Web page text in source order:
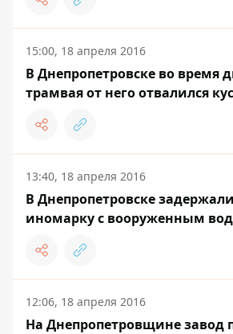
15:00, 18 апреля 2016
В Днепропетровске во время
трамвая от него отвалился
13:40, 18 апреля 2016
В Днепропетровске
иномарку с вооруженным
12:06, 18 апреля 2016
На Днепропетровщине завод